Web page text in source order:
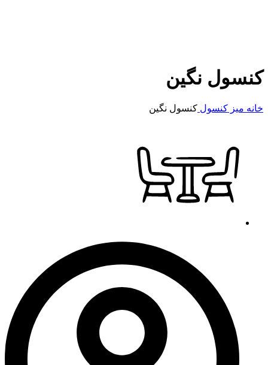
کنسول نگین
خانه میز کنسول کنسول نگین